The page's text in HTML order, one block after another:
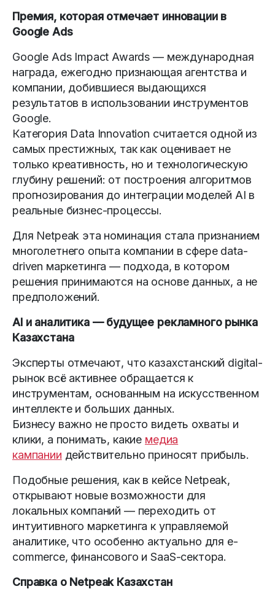
Премия, которая отмечает инновации в
Google Ads
Google Ads Impact Awards — международная
награда, ежегодно признающая агентства и
компании, добившиеся выдающихся
результатов в использовании инструментов
Google.
Категория Data Innovation считается одной из
самых престижных, так как оценивает не
только креативность, но и технологическую
глубину решений: от построения алгоритмов
прогнозирования до интеграции моделей AI в
реальные бизнес-процессы.
Для Netpeak эта номинация стала признанием
многолетнего опыта компании в сфере data-
driven маркетинга — подхода, в котором
решения принимаются на основе данных, а не
предположений.
AI и аналитика — будущее рекламного рынка
Казахстана
Эксперты отмечают, что казахстанский digital-
рынок всё активнее обращается к
инструментам, основанным на искусственном
интеллекте и больших данных.
Бизнесу важно не просто видеть охваты и
клики, а понимать, какие медиа
кампании действительно приносят прибыль.
Подобные решения, как в кейсе Netpeak,
открывают новые возможности для
локальных компаний — переходить от
интуитивного маркетинга к управляемой
аналитике, что особенно актуально для e-
commerce, финансового и SaaS-сектора.
Справка о Netpeak Казахстан